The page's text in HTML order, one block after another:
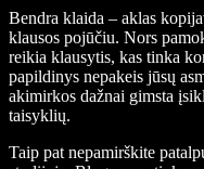
Bendra klaida – aklas
klausos pojūčiu. Nors
reikia klausytis, kas tinka
papildinys nepakeis jūsų
akimirkos dažnai gimsta
taisyklių.
Taip pat nepamirškite